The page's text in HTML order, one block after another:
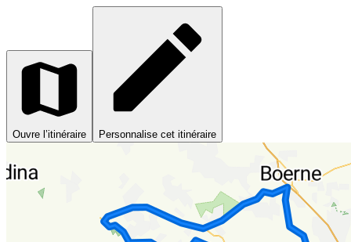
Ouvre l’itinéraire Personnalise cet itinéraire